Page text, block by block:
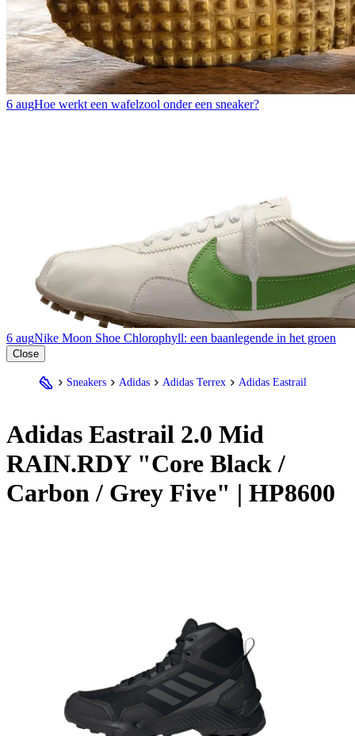
6 augHoe werkt een wafelzool onder een sneaker?
6 augNike Moon Shoe Chlorophyll: een baanlegende in het groen
Close
Sneakers Adidas Adidas Terrex Adidas Eastrail
Adidas Eastrail 2.0 Mid
RAIN.RDY "Core Black /
Carbon / Grey Five" | HP8600